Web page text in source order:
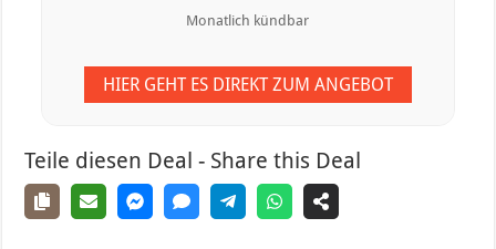
Monatlich kündbar
HIER GEHT ES DIREKT ZUM ANGEBOT
Teile diesen Deal - Share this Deal